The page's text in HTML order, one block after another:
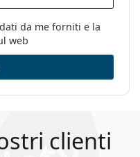
da me forniti e la
web
clienti